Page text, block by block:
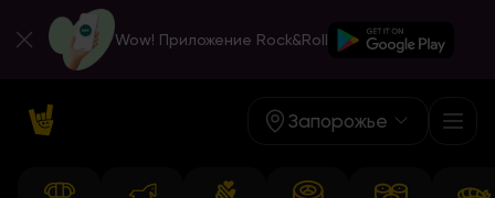
Wow! Приложение Rock&Roll
Запорожье